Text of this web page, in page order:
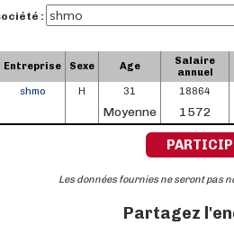
:
Entreprise Sexe Age
Salaire
annuel
shmo H 31 18864
Moyenne 1572
Les données fournies ne seront pas
Partagez